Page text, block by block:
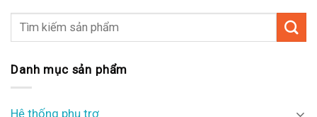
Danh mục sản phẩm
Hệ thống phụ trợ